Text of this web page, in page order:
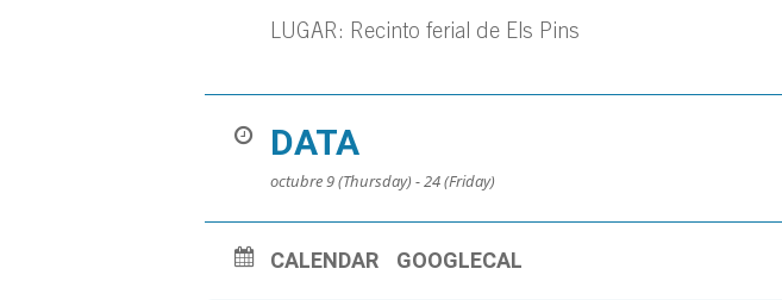
LUGAR: Recinto ferial de Els Pins
DATA
octubre 9 (Thursday) - 24 (Friday)
CALENDAR GOOGLECAL